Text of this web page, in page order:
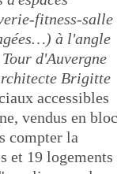
fitness-salle
à l'angle
d'Auvergne
Brigitte
accessibles
vendus en bloc
compter la
et 19 logements